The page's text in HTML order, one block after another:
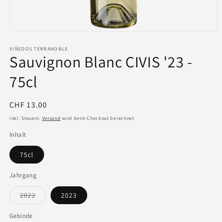
VIÑEDOS TERRANOBLE
Sauvignon Blanc CIVIS '23 -
75cl
Normaler
Preis
CHF 13.00
Inkl. Steuern. Versand wird beim Checkout berechnet
Inhalt
75cl
Jahrgang
2022Variante
ausverkauft
2023
Gebinde